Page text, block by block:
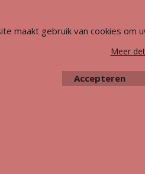
maakt gebruik van cookies om
Meer
Accepteren